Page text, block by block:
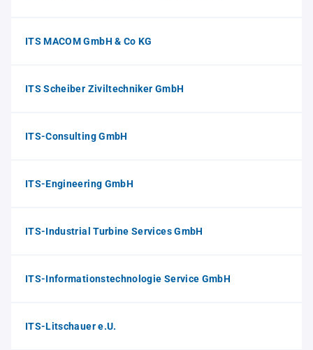
ITS MACOM GmbH & Co KG
ITS Scheiber Ziviltechniker GmbH
ITS-Consulting GmbH
ITS-Engineering GmbH
ITS-Industrial Turbine Services GmbH
ITS-Informationstechnologie Service GmbH
ITS-Litschauer e.U.